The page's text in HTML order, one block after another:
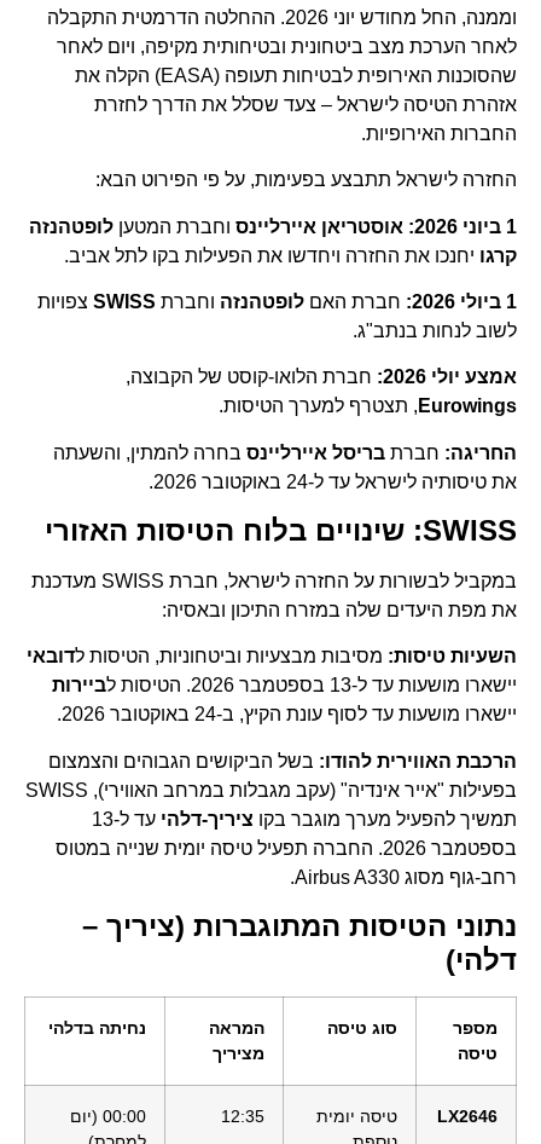
וממנה, החל מחודש יוני 2026. ההחלטה הדרמטית התקבלה
לאחר הערכת מצב ביטחונית ובטיחותית מקיפה, ויום לאחר
שהסוכנות האירופית לבטיחות תעופה (EASA) הקלה את
אזהרת הטיסה לישראל – צעד שסלל את הדרך לחזרת
החברות האירופיות.
החזרה לישראל תתבצע בפעימות, על פי הפירוט הבא:
1 ביוני 2026: אוסטריאן איירליינס וחברת המטען לופטהנזה
קרגו יחנכו את החזרה ויחדשו את הפעילות בקו לתל אביב.
1 ביולי 2026: חברת האם לופטהנזה וחברת SWISS צפויות
לשוב לנחות בנתב"ג.
אמצע יולי 2026:
חברת הלואו-קוסט של הקבוצה,
Eurowings , תצטרף למערך הטיסות.
החריגה: חברת בריסל איירליינס בחרה להמתין, והשעתה
את טיסותיה לישראל עד ל-24 באוקטובר 2026.
SWISS: שינויים בלוח הטיסות האזורי
במקביל לבשורות על החזרה לישראל, חברת SWISS מעדכנת
את מפת היעדים שלה במזרח התיכון ובאסיה:
השעיות טיסות: מסיבות מבצעיות וביטחוניות, הטיסות לדובאי
יישארו מושעות עד ל-13 בספטמבר 2026. הטיסות ל
ביירות
יישארו מושעות עד לסוף עונת הקיץ, ב-24 באוקטובר 2026.
הרכבת האווירית להודו: בשל הביקושים הגבוהים והצמצום
בפעילות "אייר אינדיה" (עקב מגבלות במרחב האווירי), SWISS
תמשיך להפעיל מערך מוגבר בקו ציריך-דלהי
עד ל-13
בספטמבר 2026. החברה תפעיל טיסה יומית שנייה במטוס
רחב-גוף מסוג Airbus A330.
נתוני הטיסות המתוגברות (ציריך –
דלהי)
מספר
טיסה
סוג טיסה
המראה
מציריך
נחיתה בדלהי
LX2646
טיסה יומית
12:35
00:00 (יום